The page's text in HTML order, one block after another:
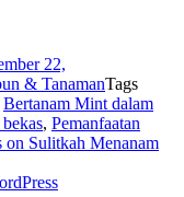
22,
& TanamanTags
Bertanam Mint dalam
, Pemanfaatan
on Sulitkah Menanam